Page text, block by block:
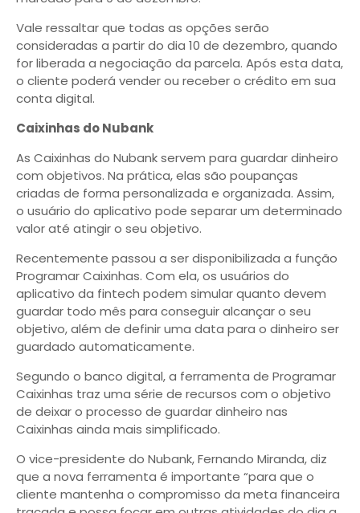
Vale ressaltar que todas as opções serão
consideradas a partir do dia 10 de dezembro, quando
for liberada a negociação da parcela. Após esta data,
o cliente poderá vender ou receber o crédito em sua
conta digital.
Caixinhas do Nubank
As Caixinhas do Nubank servem para guardar dinheiro
com objetivos. Na prática, elas são poupanças
criadas de forma personalizada e organizada. Assim,
o usuário do aplicativo pode separar um determinado
valor até atingir o seu objetivo.
Recentemente passou a ser disponibilizada a função
Programar Caixinhas. Com ela, os usuários do
aplicativo da fintech podem simular quanto devem
guardar todo mês para conseguir alcançar o seu
objetivo, além de definir uma data para o dinheiro ser
guardado automaticamente.
Segundo o banco digital, a ferramenta de Programar
Caixinhas traz uma série de recursos com o objetivo
de deixar o processo de guardar dinheiro nas
Caixinhas ainda mais simplificado.
O vice-presidente do Nubank, Fernando Miranda, diz
que a nova ferramenta é importante “para que o
cliente mantenha o compromisso da meta financeira